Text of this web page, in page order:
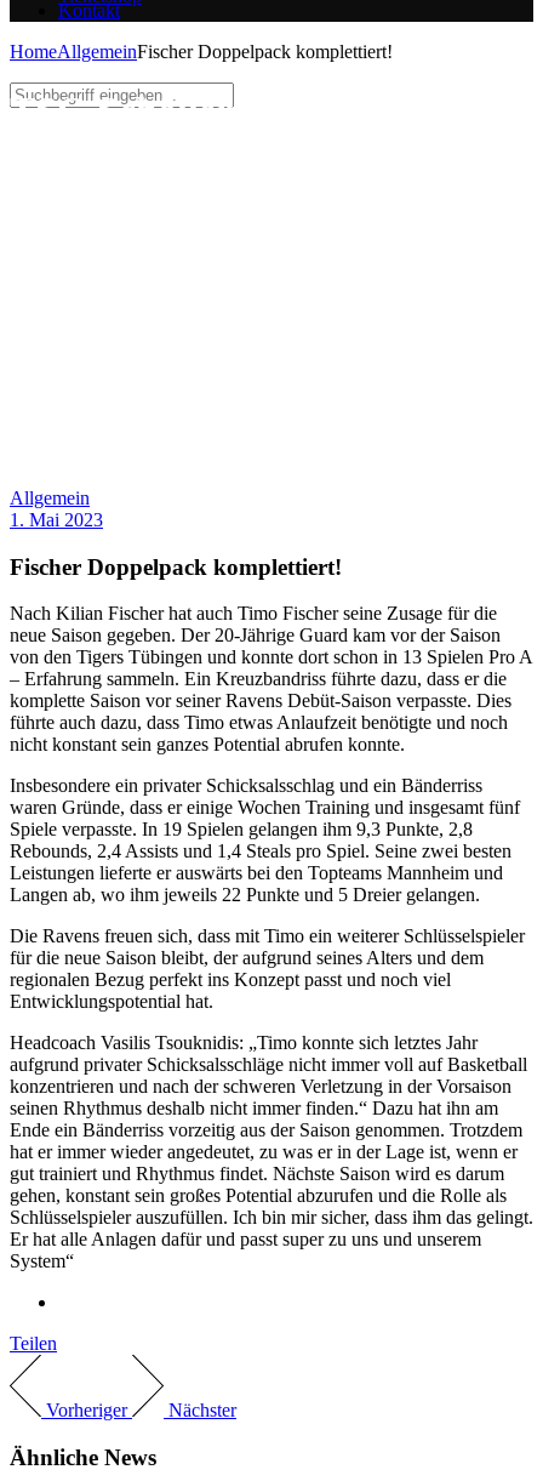
Kontakt
HomeAllgemeinFischer Doppelpack komplettiert!
TSG Schöller SI Ravens
Allgemein
1. Mai 2023
Fischer Doppelpack komplettiert!
Nach Kilian Fischer hat auch Timo Fischer seine Zusage für die
neue Saison gegeben. Der 20-Jährige Guard kam vor der Saison
von den Tigers Tübingen und konnte dort schon in 13 Spielen Pro A
– Erfahrung sammeln. Ein Kreuzbandriss führte dazu, dass er die
komplette Saison vor seiner Ravens Debüt-Saison verpasste. Dies
führte auch dazu, dass Timo etwas Anlaufzeit benötigte und noch
nicht konstant sein ganzes Potential abrufen konnte.
Insbesondere ein privater Schicksalsschlag und ein Bänderriss
waren Gründe, dass er einige Wochen Training und insgesamt fünf
Spiele verpasste. In 19 Spielen gelangen ihm 9,3 Punkte, 2,8
Rebounds, 2,4 Assists und 1,4 Steals pro Spiel. Seine zwei besten
Leistungen lieferte er auswärts bei den Topteams Mannheim und
Langen ab, wo ihm jeweils 22 Punkte und 5 Dreier gelangen.
Die Ravens freuen sich, dass mit Timo ein weiterer Schlüsselspieler
für die neue Saison bleibt, der aufgrund seines Alters und dem
regionalen Bezug perfekt ins Konzept passt und noch viel
Entwicklungspotential hat.
Headcoach Vasilis Tsouknidis: „Timo konnte sich letztes Jahr
aufgrund privater Schicksalsschläge nicht immer voll auf Basketball
konzentrieren und nach der schweren Verletzung in der Vorsaison
seinen Rhythmus deshalb nicht immer finden.“ Dazu hat ihn am
Ende ein Bänderriss vorzeitig aus der Saison genommen. Trotzdem
hat er immer wieder angedeutet, zu was er in der Lage ist, wenn er
gut trainiert und Rhythmus findet. Nächste Saison wird es darum
gehen, konstant sein großes Potential abzurufen und die Rolle als
Schlüsselspieler auszufüllen. Ich bin mir sicher, dass ihm das gelingt.
Er hat alle Anlagen dafür und passt super zu uns und unserem
System“
Teilen
Vorheriger Nächster
Ähnliche News